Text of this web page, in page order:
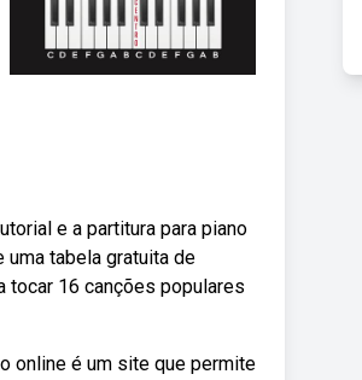
e a partitura para piano
tabela gratuita de
tocar 16 canções populares
online é um site que permite